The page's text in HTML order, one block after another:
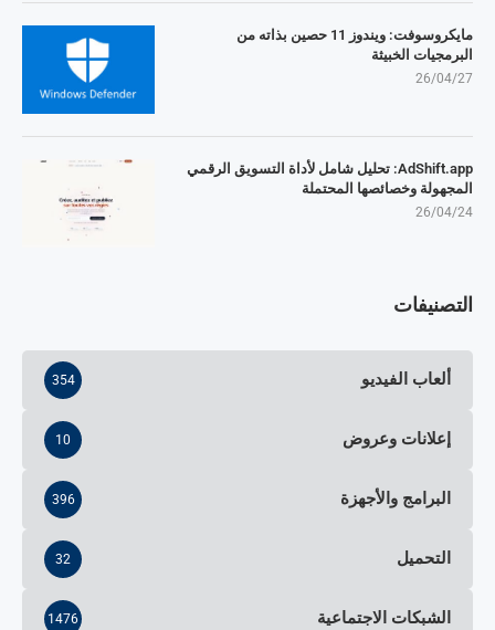
مايكروسوفت: ويندوز 11 حصين بذاته من
البرمجيات الخبيثة
26/04/27
AdShift.app: تحليل شامل لأداة التسويق الرقمي
المجهولة وخصائصها المحتملة
26/04/24
التصنيفات
ألعاب الفيديو 354
إعلانات وعروض 10
البرامج والأجهزة 396
التحميل 32
الشبكات الاجتماعية 1476